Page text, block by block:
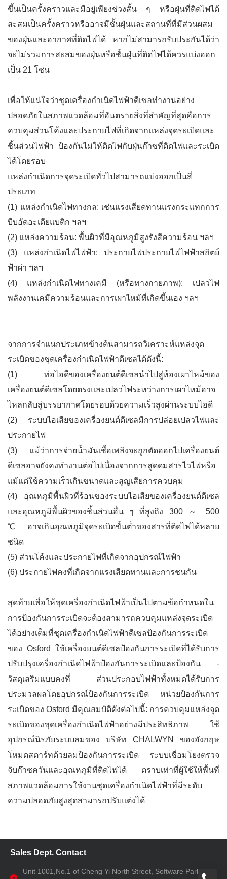
ขึ้นเป็นครั้งคราวและมีอยู่เพียงช่วงสั้น ๆ หรือฝุ่นที่ติดไฟได้
สะสมเป็นครั้งคราวหรืออาจมีชั้นฝุ่นและสถานที่ที่มีส่วนผสม
ของฝุ่นและอากาศที่ติดไฟได้ หากไม่สามารถรับประกันได้ว่า
จะไม่รวมการสะสมของฝุ่นหรือชั้นฝุ่นที่ติดไฟได้ควรแบ่งออก
เป็น 21 โซน
เพื่อให้แน่ใจว่าชุดเครื่องกำเนิดไฟฟ้าดีเซลทำงานอย่าง
ปลอดภัยในสภาพแวดล้อมที่อันตรายสิ่งที่สำคัญที่สุดคือการ
ควบคุมส่วนโค้งและประกายไฟที่เกิดจากแหล่งจุดระเบิดและ
ชิ้นส่วนไฟฟ้า ป้องกันไม่ให้ติดไฟกับฝุ่นก๊าซที่ติดไฟและระเบิด
ได้โดยรอบ
แหล่งกำเนิดการจุดระเบิดทั่วไปสามารถแบ่งออกเป็นสี่
ประเภท
(1) แหล่งกำเนิดไฟทางกล: เช่นแรงเสียดทานแรงกระแทกการ
บีบอัดอะเดียแบติก ฯลฯ
(2) แหล่งความร้อน: พื้นผิวที่มีอุณหภูมิสูงรังสีความร้อน ฯลฯ
(3) แหล่งกำเนิดไฟไฟฟ้า: ประกายไฟประกายไฟไฟฟ้าสถิตย์
ฟ้าผ่า ฯลฯ
(4) แหล่งกำเนิดไฟทางเคมี (หรือทางกายภาพ): เปลวไฟ
พลังงานเคมีความร้อนและการเผาไหม้ที่เกิดขึ้นเอง ฯลฯ
จากการจำแนกประเภทข้างต้นสามารถวิเคราะห์แหล่งจุด
ระเบิดของชุดเครื่องกำเนิดไฟฟ้าดีเซลได้ดังนี้:
(1) ท่อไอดีของเครื่องยนต์ดีเซลนำไปสู่ห้องเผาไหม้ของ
เครื่องยนต์ดีเซลโดยตรงและเปลวไฟระหว่างการเผาไหม้อาจ
ไหลกลับสู่บรรยากาศโดยรอบด้วยความเร็วสูงผ่านระบบไอดี
(2) ระบบไอเสียของเครื่องยนต์ดีเซลมีการปล่อยเปลวไฟและ
ประกายไฟ
(3) แม้ว่าการจ่ายน้ำมันเชื้อเพลิงจะถูกตัดออกไปเครื่องยนต์
ดีเซลอาจยังคงทำงานต่อไปเนื่องจากการสูดดมสารไวไฟหรือ
แม้แต่ใช้ความเร็วเกินขนาดและสูญเสียการควบคุม
(4) อุณหภูมิพื้นผิวที่ร้อนของระบบไอเสียของเครื่องยนต์ดีเซล
และอุณหภูมิพื้นผิวของชิ้นส่วนอื่น ๆ ที่สูงถึง 300 ～ 500
℃อาจเกินอุณหภูมิจุดระเบิดขั้นต่ำของสารที่ติดไฟได้หลาย
ชนิด
(5) ส่วนโค้งและประกายไฟที่เกิดจากอุปกรณ์ไฟฟ้า
(6) ประกายไฟคงที่เกิดจากแรงเสียดทานและการชนกัน
สุดท้ายเพื่อให้ชุดเครื่องกำเนิดไฟฟ้าเป็นไปตามข้อกำหนดใน
การป้องกันการระเบิดจะต้องสามารถควบคุมแหล่งจุดระเบิด
ได้อย่างเต็มที่ชุดเครื่องกำเนิดไฟฟ้าดีเซลป้องกันการระเบิด
ของ Osford ใช้เครื่องยนต์ดีเซลป้องกันการระเบิดที่ได้รับการ
ปรับปรุงเครื่องกำเนิดไฟฟ้าป้องกันการระเบิดและป้องกัน -
วัสดุเสริมแบบคงที่ ส่วนประกอบไฟฟ้าทั้งหมดได้รับการ
ประมวลผลโดยอุปกรณ์ป้องกันการระเบิด หน่วยป้องกันการ
ระเบิดของ Osford มีคุณสมบัติดังต่อไปนี้: การควบคุมแหล่งจุด
ระเบิดของชุดเครื่องกำเนิดไฟฟ้าอย่างมีประสิทธิภาพ ใช้
อุปกรณ์นิรภัยระบบลมของ บริษัท CHALWYN ของอังกฤษ
โหมดสตาร์ทด้วยลมป้องกันการระเบิด ระบบเชื่อมโยงตรวจ
จับก๊าซควันและอุณหภูมิที่ติดไฟได้ ตราบเท่าที่ผู้ใช้ให้พื้นที่
สภาพแวดล้อมการใช้งานชุดเครื่องกำเนิดไฟฟ้าที่มีระดับ
ความปลอดภัยสูงสุดสามารถปรับแต่งได้
Sales Dept. Contact
Unit 1001,No.1 of Cheng Yi North Street, Software Park